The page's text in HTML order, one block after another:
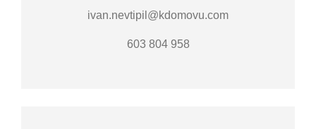
ivan.nevtipil@kdomovu.com
603 804 958